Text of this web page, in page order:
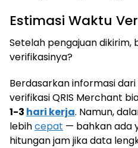
Estimasi Waktu
Setelah pengajuan
verifikasinya?
Berdasarkan informasi
verifikasi QRIS Merchant
1-3 hari kerja. Namun,
lebihcepat — bahkan ada
hitungan jam jika data